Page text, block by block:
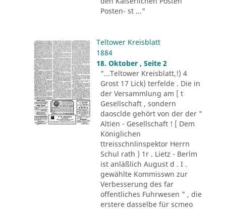
Posten- st ..."
Teltower Kreisblatt
1884
18. Oktober , Seite 2
"...Teltower Kreisblatt,!) 4
Grost 17 Lick) terfelde . Die in
der Versammlung am [ t
Gesellschaft , sondern
daosclde gehört von der der "
Altien - Gesellschaft ! [ Dem
Königlichen
ttreisschnlinspektor Herrn
Schul rath ) 1r . Lietz - Berlm
ist anläßlich August d . I .
gewählte Kommisswn zur
Verbesserung des far
offentliches Fuhrwesen " , die
erstere dasselbe für scmeo